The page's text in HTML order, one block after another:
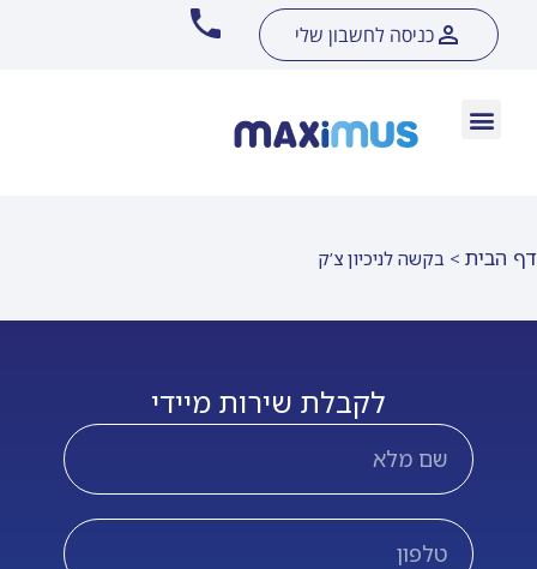
כניסה לחשבון שלי
דף הבית > בקשה לניכיון צ’ק
לקבלת שירות מיידי